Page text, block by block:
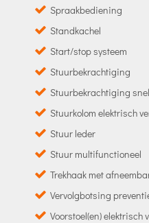
Spraakbediening
Standkachel
Start/stop systeem
Stuurbekrachtiging
Stuurbekrachtiging
Stuurkolom elektrisch
Stuur leder
Stuur multifunctioneel
Trekhaak met
Vervolgbotsing
Voorstoel(en) elektrisch